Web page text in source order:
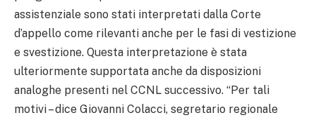
assistenziale sono stati interpretati dalla Corte
d’appello come rilevanti anche per le fasi di vestizione
e svestizione. Questa interpretazione è stata
ulteriormente supportata anche da disposizioni
analoghe presenti nel CCNL successivo. “Per tali
motivi – dice Giovanni Colacci, segretario regionale